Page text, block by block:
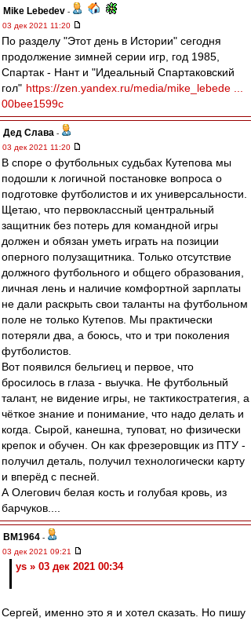
Mike Lebedev -
03 дек 2021 11:20
По разделу "Этот день в Истории" сегодня
продолжение зимней серии игр, год 1985,
Спартак - Нант и "Идеальный Спартаковский
гол" https://zen.yandex.ru/media/mike_lebede ...
00bee1599c
Дед Слава -
03 дек 2021 11:20
В споре о футбольных судьбах Кутепова мы
подошли к логичной постановке вопроса о
подготовке футболистов и их универсальности.
Щетаю, что первоклассный центральный
защитник без потерь для командной игры
должен и обязан уметь играть на позиции
оперного полузащитника. Только отсутствие
должного футбольного и общего образования,
личная лень и наличие комфортной зарплаты
не дали раскрыть свои таланты на футбольном
поле не только Кутепов. Мы практически
потеряли два, а боюсь, что и три поколения
футболистов.
Вот появился бельгиец и первое, что
бросилось в глаза - выучка. Не футбольный
талант, не видение игры, не тактикостратегия, а
чёткое знание и понимание, что надо делать и
когда. Сырой, канешна, туповат, но физически
крепок и обучен. Он как фрезеровщик из ПТУ -
получил деталь, получил технологически карту
и вперёд с песней.
А Олегович белая кость и голубая кровь, из
барчуков....
BM1964 -
03 дек 2021 09:21
ys » 03 дек 2021 00:34
Сергей, именно это я и хотел сказать. Но пишу